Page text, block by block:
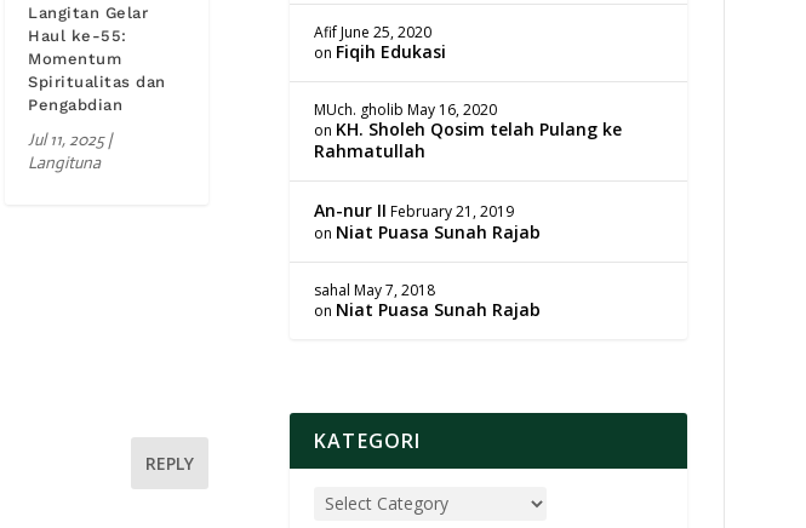
Langitan Gelar
Haul ke-55:
Momentum
Spiritualitas dan
Pengabdian
Jul 11, 2025|
Langituna
REPLY
AfifJune 25, 2020
on Fiqih Edukasi
MUch. gholib May 16, 2020
on KH. Sholeh Qosim telah Pulang ke
Rahmatullah
An-nur II February 21, 2019
on Niat Puasa Sunah Rajab
sahal May 7, 2018
on Niat Puasa Sunah Rajab
KATEGORI